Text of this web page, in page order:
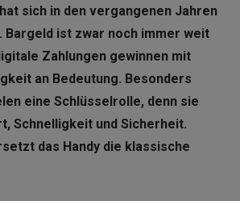
sich in den vergangenen Jahren
Bargeld ist zwar noch immer weit
Zahlungen gewinnen mit
an Bedeutung. Besonders
eine Schlüsselrolle, denn sie
Schnelligkeit und Sicherheit.
das Handy die klassische